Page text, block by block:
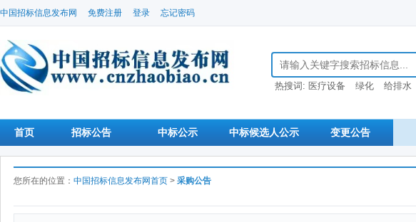
中国招标信息发布网 免费注册 登录 忘记密码
搜索招标信息
热搜词: 医疗设备 绿化 给排水
首页 招标公告 中标公示 中标候选人公示 变更公告
您所在的位置： 中国招标信息发布网首页 > 采购公告